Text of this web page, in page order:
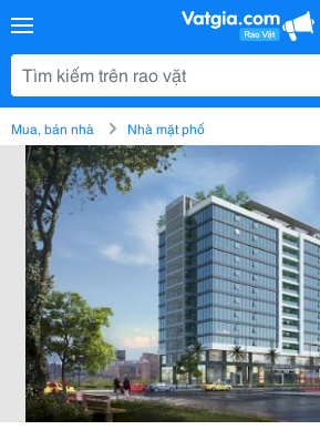
Mua, bán nhà Nhà mặt phố